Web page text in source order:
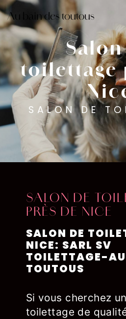
Au bain des toutous
toilettage
SALON DE
SALON DE
PRÈS DE NICE
SALON DE
NICE: SARL SV
TOILETTAGE-
TOUTOUS
Si vous cherchez
toilettage de
Panneau de gestion des cookies